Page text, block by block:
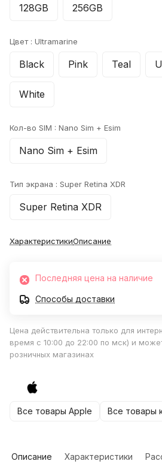
128GB 256GB
Цвет : Ultramarine
Black Pink Teal
White
Кол-во SIM : Nano Sim + Esim
Nano Sim + Esim
Тип экрана : Super Retina XDR
Super Retina XDR
ХарактеристикиОписание
Последняя цена на наличие
Способы доставки
Цена действительна только для
время с 10:00 до 22:00 по мск) и
розничных магазинах
Все товары Apple Все товары
Описание Характеристики